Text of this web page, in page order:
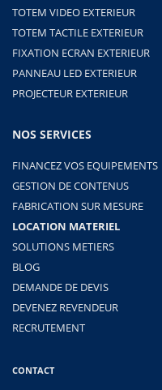
TOTEM VIDEO EXTERIEUR
TOTEM TACTILE EXTERIEUR
FIXATION ECRAN EXTERIEUR
PANNEAU LED EXTERIEUR
PROJECTEUR EXTERIEUR
NOS SERVICES
FINANCEZ VOS EQUIPEMENTS
GESTION DE CONTENUS
FABRICATION SUR MESURE
LOCATION MATERIEL
SOLUTIONS METIERS
BLOG
DEMANDE DE DEVIS
DEVENEZ REVENDEUR
RECRUTEMENT
CONTACT